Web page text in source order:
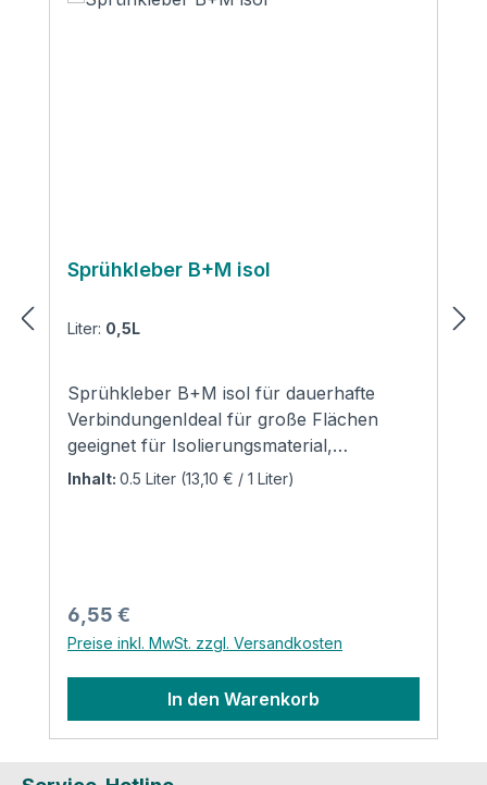
Sprühkleber B+M isol
Liter: 0,5L
Sprühkleber B+M isol für dauerhafte
VerbindungenIdeal für große Flächen
geeignet für Isolierungsmaterial,
Mineralwolle und
Stein, Keramik, Holz, Metall,
Hartkunststoff, Gummi, Glas, Polyethylen,
Leinwand, Schaumstoff, Textilien, Kork,
Karton, Papier. Die Anwendung ist für
Inhalt: 0.5 Liter (13,10 € / 1 Liter)
Regulärer Preis:
6,55 €
Preise inkl. MwSt. zzgl. Versandkosten
In den Warenkorb